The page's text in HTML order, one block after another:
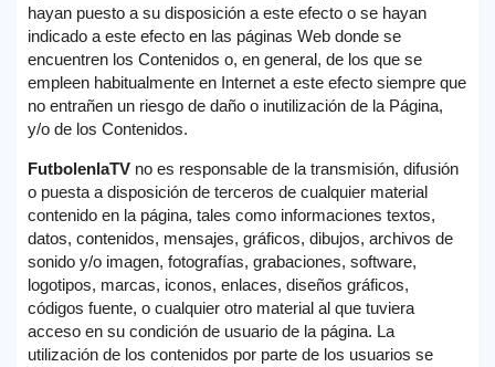
hayan puesto a su disposición a este efecto o se hayan
indicado a este efecto en las páginas Web donde se
encuentren los Contenidos o, en general, de los que se
empleen habitualmente en Internet a este efecto siempre que
no entrañen un riesgo de daño o inutilización de la Página,
y/o de los Contenidos.
FutbolenlaTV no es responsable de la transmisión, difusión
o puesta a disposición de terceros de cualquier material
contenido en la página, tales como informaciones textos,
datos, contenidos, mensajes, gráficos, dibujos, archivos de
sonido y/o imagen, fotografías, grabaciones, software,
logotipos, marcas, iconos, enlaces, diseños gráficos,
códigos fuente, o cualquier otro material al que tuviera
acceso en su condición de usuario de la página. La
utilización de los contenidos por parte de los usuarios se